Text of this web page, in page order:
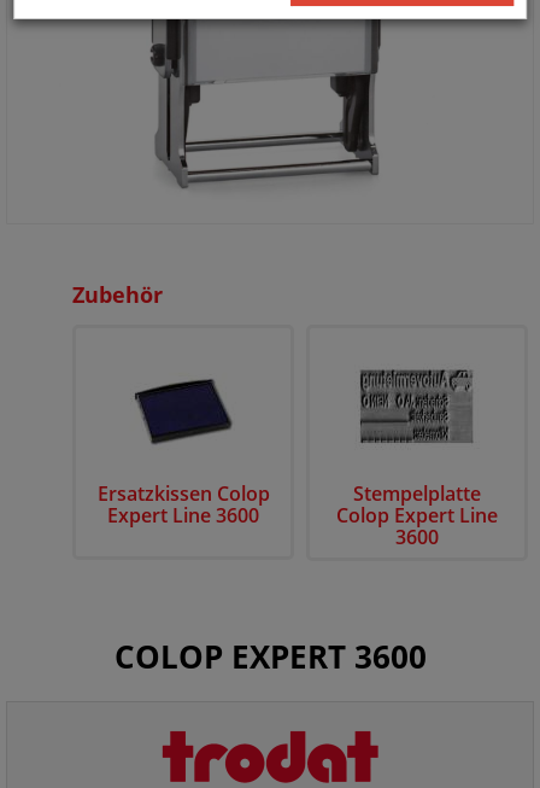
Zubehör
Ersatzkissen Colop
Expert Line 3600
Stempelplatte
Colop Expert Line
3600
COLOP EXPERT 3600